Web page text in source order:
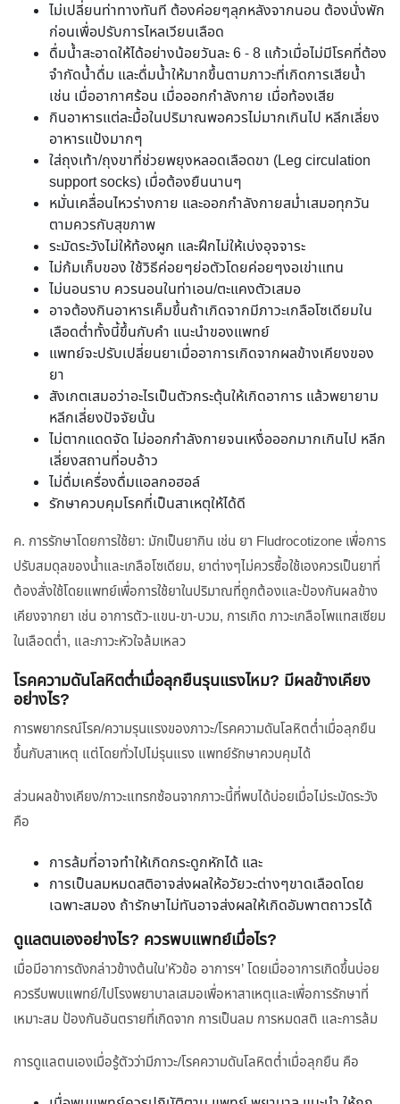
ไม่เปลี่ยนท่าทางทันที ต้องค่อยๆลุกหลังจากนอน ต้องนั่งพัก
ก่อนเพื่อปรับการไหลเวียนเลือด
ดื่มน้ำสะอาดให้ได้อย่างน้อยวันละ 6 - 8 แก้วเมื่อไม่มีโรคที่ต้อง
จำกัดน้ำดื่ม และดื่มน้ำให้มากขึ้นตามภาวะที่เกิดการเสียน้ำ
เช่น เมื่ออากาศร้อน เมื่อออกกำลังกาย เมื่อท้องเสีย
กินอาหารแต่ละมื้อในปริมาณพอควรไม่มากเกินไป หลีกเลี่ยง
อาหารแป้งมากๆ
ใส่ถุงเท้า/ถุงขาที่ช่วยพยุงหลอดเลือดขา (Leg circulation
support socks) เมื่อต้องยืนนานๆ
หมั่นเคลื่อนไหวร่างกาย และออกกำลังกายสม่ำเสมอทุกวัน
ตามควรกับสุขภาพ
ระมัดระวังไม่ให้ท้องผูก และฝึกไม่ให้เบ่งอุจจาระ
ไม่ก้มเก็บของ ใช้วิธีค่อยๆย่อตัวโดยค่อยๆงอเข่าแทน
ไม่นอนราบ ควรนอนในท่าเอน/ตะแคงตัวเสมอ
อาจต้องกินอาหารเค็มขึ้นถ้าเกิดจากมีภาวะเกลือโซเดียมใน
เลือดต่ำทั้งนี้ขึ้นกับคำ แนะนำของแพทย์
แพทย์จะปรับเปลี่ยนยาเมื่ออาการเกิดจากผลข้างเคียงของ
ยา
สังเกตเสมอว่าอะไรเป็นตัวกระตุ้นให้เกิดอาการ แล้วพยายาม
หลีกเลี่ยงปัจจัยนั้น
ไม่ตากแดดจัด ไม่ออกกำลังกายจนเหงื่อออกมากเกินไป หลีก
เลี่ยงสถานที่อบอ้าว
ไม่ดื่มเครื่องดื่มแอลกอฮอล์
รักษาควบคุมโรคที่เป็นสาเหตุให้ได้ดี
ค. การรักษาโดยการใช้ยา: มักเป็นยากิน เช่น ยา Fludrocotizone เพื่อการ
ปรับสมดุลของน้ำและเกลือโซเดียม, ยาต่างๆไม่ควรซื้อใช้เองควรเป็นยาที่
ต้องสั่งใช้โดยแพทย์เพื่อการใช้ยาในปริมาณที่ถูกต้องและป้องกันผลข้าง
เคียงจากยา เช่น อาการตัว-แขน-ขา-บวม, การเกิด ภาวะเกลือโพแทสเซียม
ในเลือดต่ำ, และภาวะหัวใจล้มเหลว
โรคความดันโลหิตต่ำเมื่อลุกยืนรุนแรงไหม? มีผลข้างเคียง
อย่างไร?
การพยากรณ์โรค/ความรุนแรงของภาวะ/โรคความดันโลหิตต่ำเมื่อลุกยืน
ขึ้นกับสาเหตุ แต่โดยทั่วไปไม่รุนแรง แพทย์รักษาควบคุมได้
ส่วนผลข้างเคียง/ภาวะแทรกซ้อนจากภาวะนี้ที่พบได้บ่อยเมื่อไม่ระมัดระวัง
คือ
การล้มที่อาจทำให้เกิดกระดูกหักได้ และ
การเป็นลมหมดสติอาจส่งผลให้อวัยวะต่างๆขาดเลือดโดย
เฉพาะสมอง ถ้ารักษาไม่ทันอาจส่งผลให้เกิดอัมพาตถาวรได้
ดูแลตนเองอย่างไร? ควรพบแพทย์เมื่อไร?
เมื่อมีอาการดังกล่าวข้างต้นใน’หัวข้อ อาการฯ’ โดยเมื่ออาการเกิดขึ้นบ่อย
ควรรีบพบแพทย์/ไปโรงพยาบาลเสมอเพื่อหาสาเหตุและเพื่อการรักษาที่
เหมาะสม ป้องกันอันตรายที่เกิดจาก การเป็นลม การหมดสติ และการล้ม
การดูแลตนเองเมื่อรู้ตัวว่ามีภาวะ/โรคความดันโลหิตต่ำเมื่อลุกยืน คือ